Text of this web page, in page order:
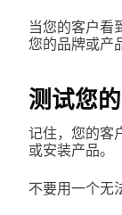
当您的客户看
您的品牌或产
测试您
记住，您的客
或安装产品。
不要用一个无